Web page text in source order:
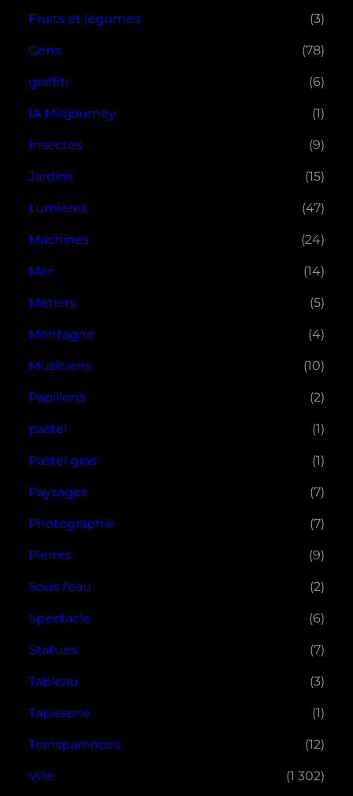
Fruits et légumes (3)
Gens (78)
graffiti (6)
IA Midjourney (1)
Insectes (9)
Jardins (15)
Lumières (47)
Machines (24)
Mer (14)
Métiers (5)
Montagne (4)
Musiciens (10)
Papillons (2)
pastel (1)
Pastel gras (1)
Paysages (7)
Photographie (7)
Pierres (9)
Sous l'eau (2)
Spectacle (6)
Statues (7)
Tableau (3)
Tapisserie (1)
Transparences (12)
Ville (1 302)